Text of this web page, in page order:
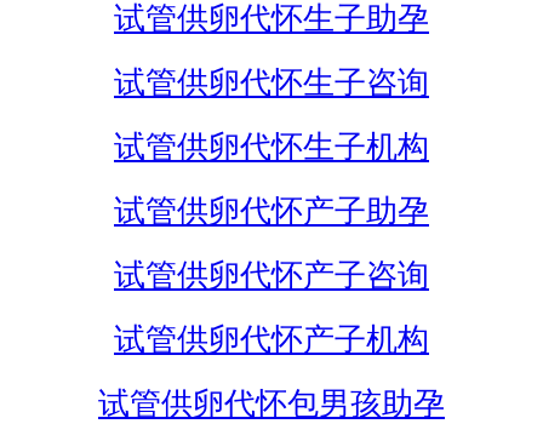
试管供卵代怀生子助孕
试管供卵代怀生子咨询
试管供卵代怀生子机构
试管供卵代怀产子助孕
试管供卵代怀产子咨询
试管供卵代怀产子机构
试管供卵代怀包男孩助孕